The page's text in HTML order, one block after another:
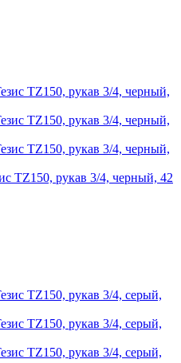
TZ150, рукав 3/4, черный, 42